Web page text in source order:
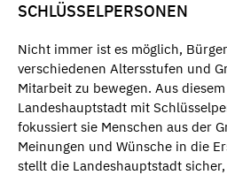
SCHLÜSSELPERSONEN
Nicht immer ist es möglich,
verschiedenen Altersstufen und
Mitarbeit zu bewegen. Aus
Landeshauptstadt mit
fokussiert sie Menschen aus der
Meinungen und Wünsche in die
stellt die Landeshauptstadt